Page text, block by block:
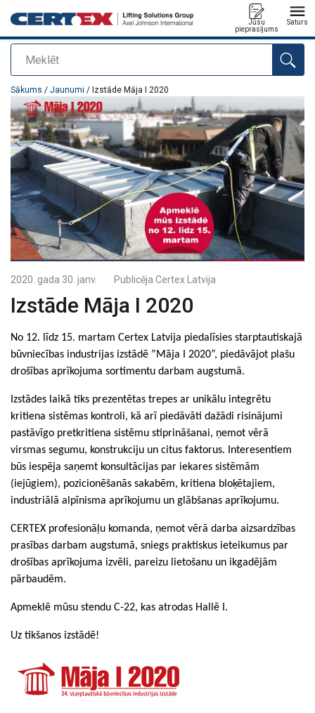
Meklēt
Jūsu
pieprasījums
Saturs
Pievienots jūsu pasūtījumam
Sākums / Jaunumi / Izstāde Māja I 2020
2020. gada 30. janv. Publicēja Certex Latvija
Izstāde Māja I 2020
No 12. līdz 15. martam Certex Latvija piedalīsies starptautiskajā
būvniecības industrijas izstādē ”Māja I 2020”, piedāvājot plašu
drošības aprīkojuma sortimentu darbam augstumā.
Izstādes laikā tiks prezentētas trepes ar unikālu integrētu
kritiena sistēmas kontroli, kā arī piedāvāti dažādi risinājumi
pastāvīgo pretkritiena sistēmu stiprināšanai, ņemot vērā
virsmas segumu, konstrukciju un citus faktorus. Interesentiem
būs iespēja saņemt konsultācijas par iekares sistēmām
(iejūgiem), pozicionēšanās sakabēm, kritiena bloķētajiem,
industriālā alpīnisma aprīkojumu un glābšanas aprīkojumu.
CERTEX profesionāļu komanda, ņemot vērā darba aizsardzības
prasības darbam augstumā, sniegs praktiskus ieteikumus par
drošības aprīkojuma izvēli, pareizu lietošanu un ikgadējām
pārbaudēm.
Apmeklē mūsu stendu C-22, kas atrodas Hallē I.
Uz tikšanos izstādē!